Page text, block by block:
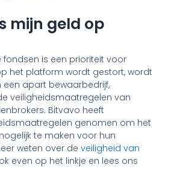
mijn geld op
fondsen is een prioriteit voor
het platform wordt gestort, wordt
apart bewaarbedrijf,
veiligheidsmaatregelen van
Bitvavo heeft
genomen om het
te maken voor hun
weten over deveiligheid van
even op het linkje en lees ons